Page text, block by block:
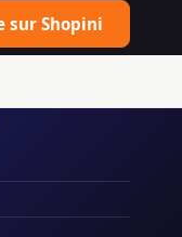
sur Shopini